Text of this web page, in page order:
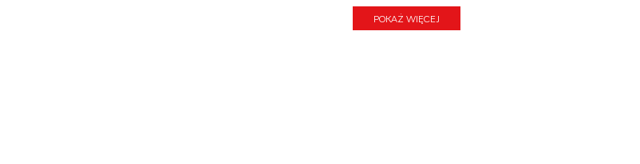
Kolor: czarny, dąb artisan
POKAŻ WIĘCEJ